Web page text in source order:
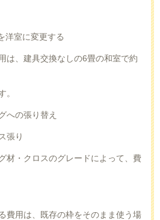
洋室に変更する
は、建具交換なしの6畳の和室で約
。
への張り替え
張り
材・クロスのグレードによって、費
費用は、既存の枠をそのまま使う場